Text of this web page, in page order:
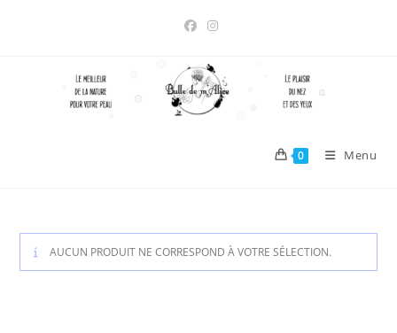
0 Menu
AUCUN PRODUIT NE CORRESPOND À VOTRE SÉLECTION.